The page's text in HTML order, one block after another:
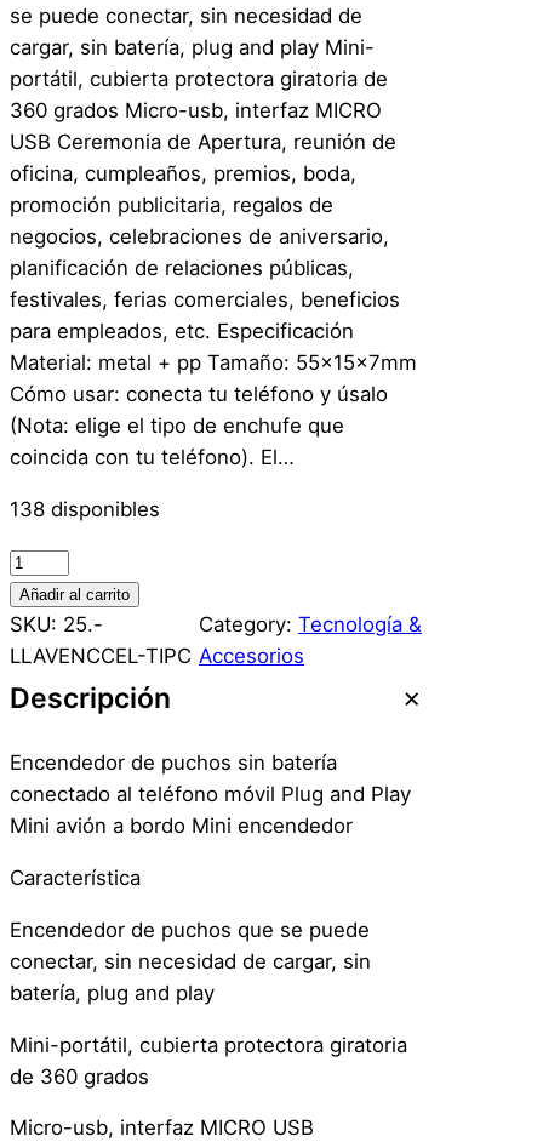
se puede conectar, sin necesidad de
cargar, sin batería, plug and play Mini-
portátil, cubierta protectora giratoria de
360 grados Micro-usb, interfaz MICRO
USB Ceremonia de Apertura, reunión de
oficina, cumpleaños, premios, boda,
promoción publicitaria, regalos de
negocios, celebraciones de aniversario,
planificación de relaciones públicas,
festivales, ferias comerciales, beneficios
para empleados, etc. Especificación
Material: metal + pp Tamaño: 55x15x7mm
Cómo usar: conecta tu teléfono y úsalo
(Nota: elige el tipo de enchufe que
coincida con tu teléfono). El…
138 disponibles
L
l
a
v
e
o
E
c
n
d
e
d
o
C
Añadir al carrito
SKU: 25.-
LLAVENCCEL-TIPC
Category: Tecnología &
Accesorios
Descripción
Encendedor de puchos sin batería
conectado al teléfono móvil Plug and Play
Mini avión a bordo Mini encendedor
Característica
Encendedor de puchos que se puede
conectar, sin necesidad de cargar, sin
batería, plug and play
Mini-portátil, cubierta protectora giratoria
de 360 grados
Micro-usb, interfaz MICRO USB